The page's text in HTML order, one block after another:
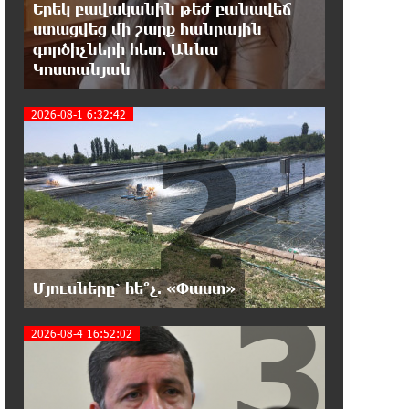
Թուրքական ապրանքանիշը
դադարեցնում է գործունեությունը
Ռուսաստանում
18:08:44 7-08-2026
Դանակահարություն՝ Մասիսի
գազալցակայաններից մեկի մոտ.
կասկածյալը ձերբակալվել է
17:58:24 7-08-2026
Դատական նիստից հետո Մայր
Տաճարում Վեհափառ Հայրապետը
աղոթք է հնչեցնում ժողովրդի հետ
17:31:07 7-08-2026
Վեհափառի հանդեպ տիտանական
ապօրինություն կա, անասելի ցավ
եմ զգում. Վարդևանյան
Երեկ բավականին թեժ բանավեճ
ստացվեց մի շարք հանրային
գործիչների հետ. Աննա
Կոստանյան
2026-08-1 6:32:42
Մյուսները՝ հե՞չ. «Փաստ»
2
2026-08-4 16:52:02 3